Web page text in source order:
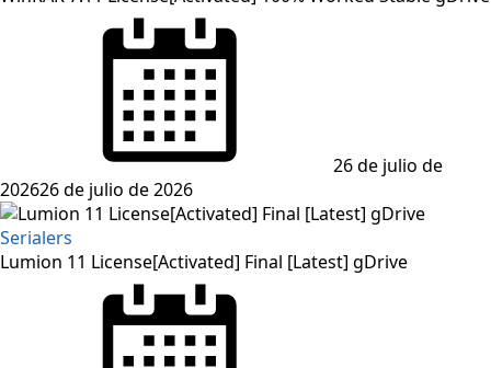
26 de julio de
202626 de julio de 2026
Serialers
Lumion 11 License[Activated] Final [Latest] gDrive